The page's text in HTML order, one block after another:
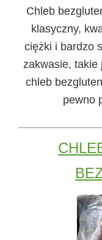
Chleb
klasyczny,
ciężki i bardzo
zakwasie, takie
chleb
pewno